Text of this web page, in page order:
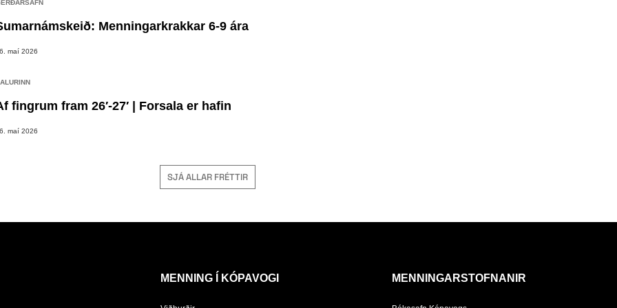
Menningarkrakkar 6-9 ára
maí 2026
fingrum fram 26′-27′ | Forsala er hafin
maí 2026
SJÁ ALLAR FRÉTTIR
MENNING Í KÓPAVOGI MENNINGARSTOFNANIR